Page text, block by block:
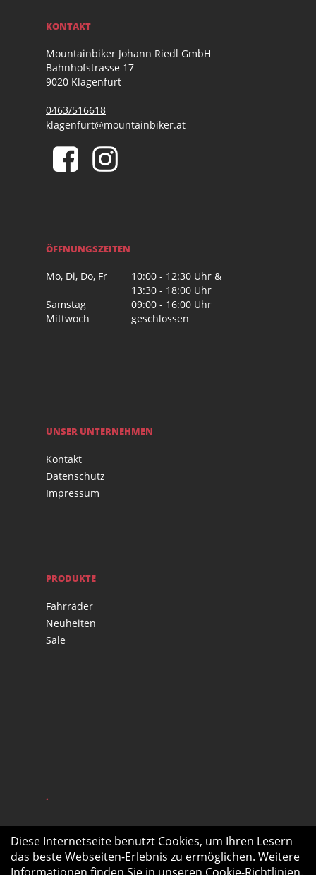
KONTAKT
Mountainbiker Johann Riedl GmbH
Bahnhofstrasse 17
9020 Klagenfurt
0463/516618
klagenfurt@mountainbiker.at
ÖFFNUNGSZEITEN
Mo, Di, Do, Fr
10:00 - 12:30 Uhr &
13:30 - 18:00 Uhr
Samstag
09:00 - 16:00 Uhr
Mittwoch
geschlossen
UNSER UNTERNEHMEN
Kontakt
Datenschutz
Impressum
PRODUKTE
Fahrräder
Neuheiten
Sale
.
Diese Internetseite benutzt Cookies, um Ihren Lesern
das beste Webseiten-Erlebnis zu ermöglichen. Weitere